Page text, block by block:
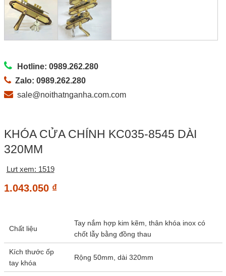
Hotline: 0989.262.280
Zalo: 0989.262.280
sale@noithatnganha.com.com
KHÓA CỬA CHÍNH KC035-8545 DÀI
320MM
Lưt xem: 1519
1.043.050 ₫
Chất liệu
Tay nắm hợp kim kẽm, thân khóa inox có
chốt lẫy bằng đồng thau
Kích thước ốp
tay khóa
Rộng 50mm, dài 320mm